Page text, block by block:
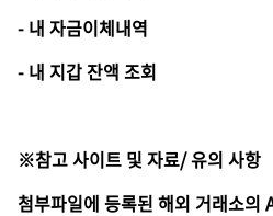
- 내 자금이체내역
- 내 지갑 잔액 조회
※참고 사이트 및 자료/ 유의 사항
첨부파일에 등록된 해외 거래소의